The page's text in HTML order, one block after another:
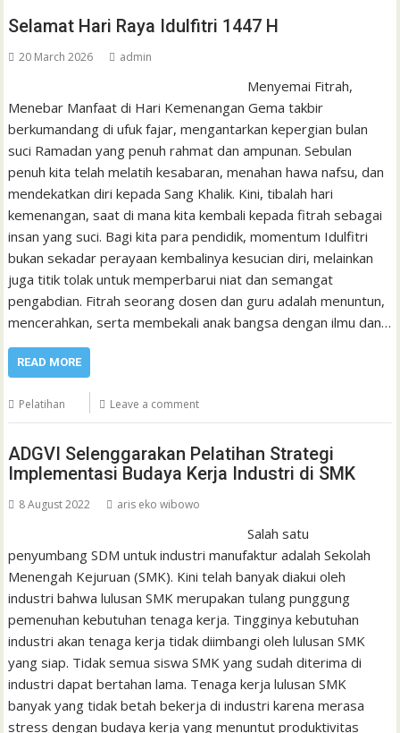
Selamat Hari Raya Idulfitri 1447 H
20 March 2026 admin
Menyemai Fitrah,
Menebar Manfaat di Hari Kemenangan Gema takbir
berkumandang di ufuk fajar, mengantarkan kepergian bulan
suci Ramadan yang penuh rahmat dan ampunan. Sebulan
penuh kita telah melatih kesabaran, menahan hawa nafsu, dan
mendekatkan diri kepada Sang Khalik. Kini, tibalah hari
kemenangan, saat di mana kita kembali kepada fitrah sebagai
insan yang suci. Bagi kita para pendidik, momentum Idulfitri
bukan sekadar perayaan kembalinya kesucian diri, melainkan
juga titik tolak untuk memperbarui niat dan semangat
pengabdian. Fitrah seorang dosen dan guru adalah menuntun,
mencerahkan, serta membekali anak bangsa dengan ilmu dan…
READ MORE
Pelatihan Leave a comment
ADGVI Selenggarakan Pelatihan Strategi
Implementasi Budaya Kerja Industri di SMK
8 August 2022 aris eko wibowo
Salah satu
penyumbang SDM untuk industri manufaktur adalah Sekolah
Menengah Kejuruan (SMK). Kini telah banyak diakui oleh
industri bahwa lulusan SMK merupakan tulang punggung
pemenuhan kebutuhan tenaga kerja. Tingginya kebutuhan
industri akan tenaga kerja tidak diimbangi oleh lulusan SMK
yang siap. Tidak semua siswa SMK yang sudah diterima di
industri dapat bertahan lama. Tenaga kerja lulusan SMK
banyak yang tidak betah bekerja di industri karena merasa
stress dengan budaya kerja yang menuntut produktivitas